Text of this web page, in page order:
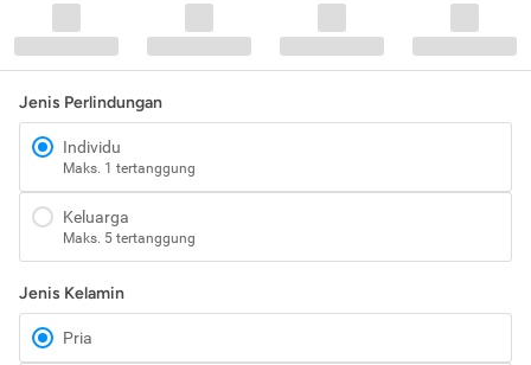
Jenis Perlindungan
Individu
Maks. 1 tertanggung
Keluarga
Maks. 5 tertanggung
Jenis Kelamin
Pria